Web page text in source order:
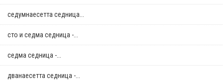
седумнаесетта седница...
сто и седма седница -...
седма седница -...
дванаесетта седница -...